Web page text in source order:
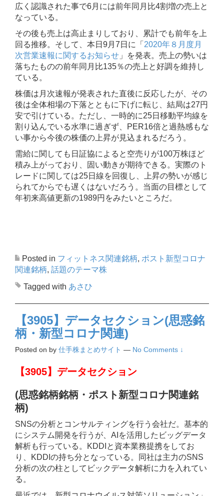
広く認識された事で6月には前年同月比4割増の売上と
なっている。
その後も売上は高止まりしており、累計でも前年を上
回る推移。そして、本日9月7日に「 2020年８月度月
次営業速報に関するお知らせ 」を発表。売上の勢いは
落ちたものの前年同月比135％の売上と好調を維持し
ている。
株価は月次速報が発表された直後に反応したが、その
後は全体相場の下落とともに下げに転じ、結局は27円
安で引けている。ただし、一時的に25日移動平均線を
割り込んでいる水準に過ぎず、PER16倍と過熱感もな
い事から今後の株価の上昇が見込まれるだろう。
需給に関しても日証協によると空売りが100万株ほど
積み上がっており、固い動きが期待できる。実際のト
レードに関しては25日線を回復し、上昇の勢いが感じ
られてからでも遅くはないだろう。当面の目標として
年初来高値更新の1989円をみたいところだ。
Posted in フィットネス関連銘柄, ポスト新型コロナ
関連銘柄, 話題のテーマ株
Tagged with あさひ
【3905】データセクション(思惑銘
柄・新型コロナ関連)
Posted on by 仕手株まとめサイト — No Comments ↓
【3905】データセクション
(思惑銘柄銘柄・ポスト新型コロナ関連銘
柄)
SNSの分析とコンサルティングを行う会社だ。基本的
にシステム開発を行うが、AIを活用したビッグデータ
解析も行っている。KDDIと資本業務提携をしてお
り、KDDIの持ち分となっている。同社は主力のSNS
分析の次の柱としてビックデータ解析に力を入れてい
る。